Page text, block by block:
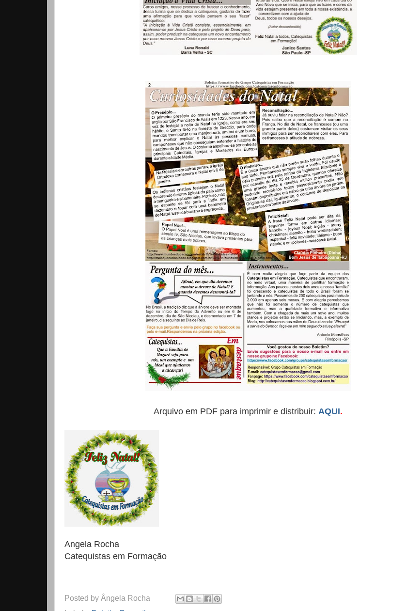
Arquivo em PDF para imprimir e distribuir: AQUI.
Angela Rocha
Catequistas em Formação
Posted by Ângela Rocha